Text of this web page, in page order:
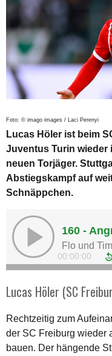
Foto: © imago images / Laci Perenyi
Lucas Höler ist beim
Juventus Turin wieder
neuen Torjäger.
Abstiegskampf auf
Schnäppchen.
Lucas Höler (SC
Rechtzeitig zum
der SC Freiburg wieder
bauen. Der hängende